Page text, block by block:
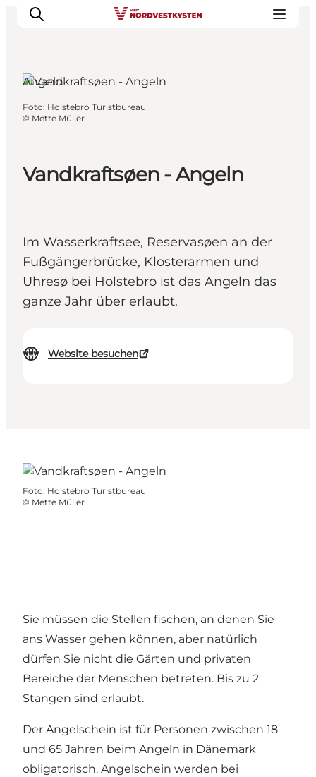
Urlaubsorte
Unterkunft
Vandkraftsøen - Angeln
Im Wasserkraftsee, Reservasøen an der
Fußgängerbrücke, Klosterarmen und
Uhresø bei Holstebro ist das Angeln das
ganze Jahr über erlaubt.
Website besuchen
Angeln
Foto: Holstebro Turistbureau
© Mette Müller
Foto: Holstebro Turistbureau
© Mette Müller
Sie müssen die Stellen fischen, an denen Sie
ans Wasser gehen können, aber natürlich
dürfen Sie nicht die Gärten und privaten
Bereiche der Menschen betreten. Bis zu 2
Stangen sind erlaubt.
Der Angelschein ist für Personen zwischen 18
und 65 Jahren beim Angeln in Dänemark
obligatorisch. Angelschein werden bei